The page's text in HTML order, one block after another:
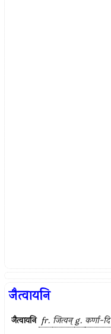
जैत्वायनि
जैत्वायनि fr. जित्वन्g. कर्णा-दि